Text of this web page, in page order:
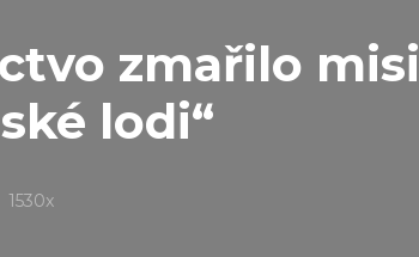
zmařilo misi
lodi“
1530x